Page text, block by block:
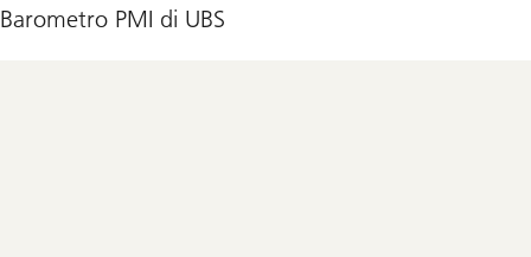
Barometro PMI di UBS